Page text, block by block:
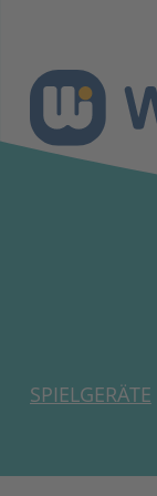
SPIELGERÄTE